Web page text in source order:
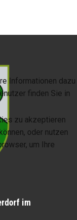
im
Informationen dazu
finden Sie in
zu akzeptieren
oder nutzen
um Ihre